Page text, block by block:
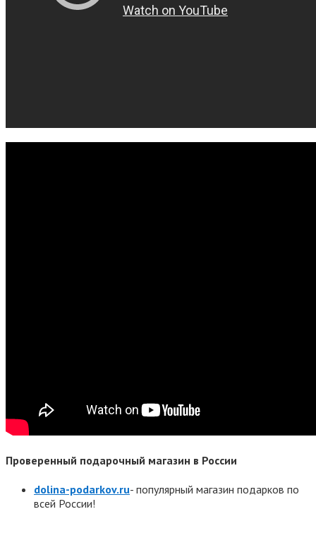
Проверенный подарочный магазин в России
dolina-podarkov.ru- популярный магазин подарков по
всей России!